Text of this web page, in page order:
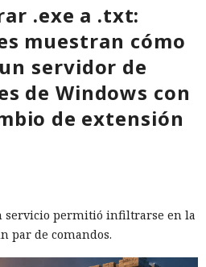
.exe a .txt:
muestran cómo
servidor de
de Windows con
de extensión
servicio permitió infiltrarse en la
par de comandos.